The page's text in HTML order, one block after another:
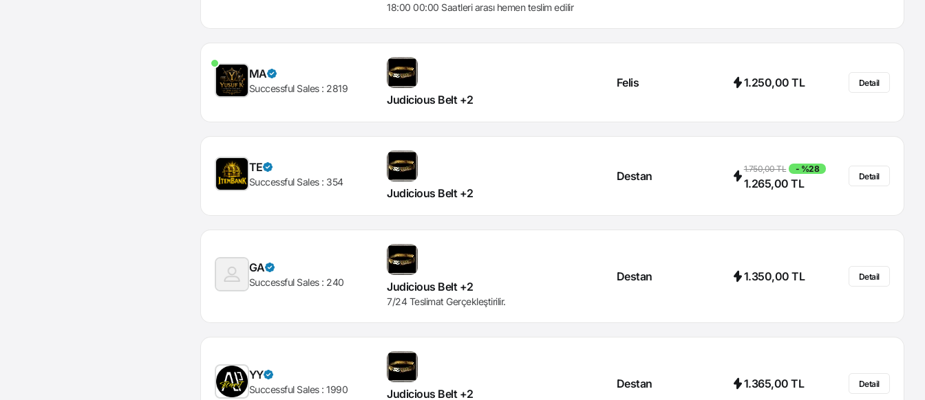
18:00 00:00 Saatleri arası hemen teslim edilir
MA
Successful Sales : 2819
Judicious Belt +2
Felis 1.250,00 TL Detail
TE
Successful Sales : 354
Judicious Belt +2
Destan 1.750,00 TL - %28
1.265,00 TL
Detail
GA
Successful Sales : 240 Judicious Belt +2
7/24 Teslimat Gerçekleştirilir.
Destan 1.350,00 TL Detail
YY
Successful Sales :1990 Judicious Belt +2
Destan 1.365,00 TL Detail